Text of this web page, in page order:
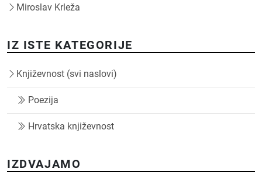
Miroslav Krleža
IZ ISTE KATEGORIJE
Književnost (svi naslovi)
Poezija
Hrvatska književnost
IZDVAJAMO